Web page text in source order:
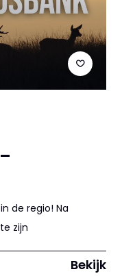
de regio! Na
zijn
Bekijk